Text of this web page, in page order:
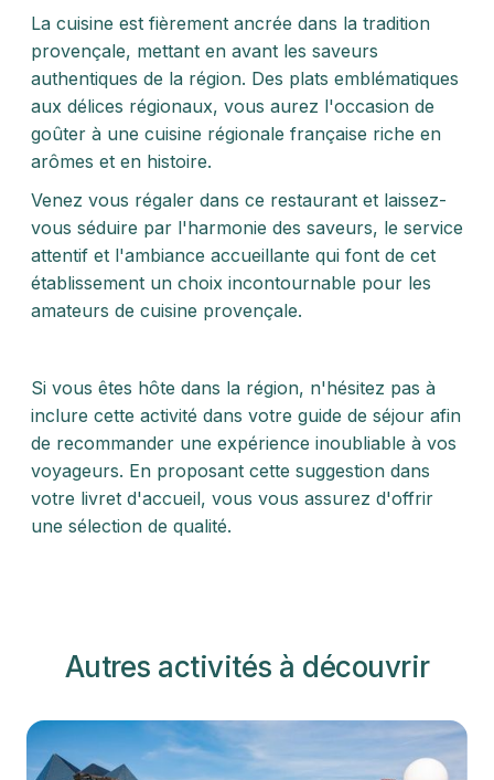
La cuisine est fièrement ancrée dans la tradition
provençale, mettant en avant les saveurs
authentiques de la région. Des plats emblématiques
aux délices régionaux, vous aurez l'occasion de
goûter à une cuisine régionale française riche en
arômes et en histoire.
Venez vous régaler dans ce restaurant et laissez-
vous séduire par l'harmonie des saveurs, le service
attentif et l'ambiance accueillante qui font de cet
établissement un choix incontournable pour les
amateurs de cuisine provençale.
Si vous êtes hôte dans la région, n'hésitez pas à
inclure cette activité dans votre guide de séjour afin
de recommander une expérience inoubliable à vos
voyageurs. En proposant cette suggestion dans
votre livret d'accueil, vous vous assurez d'offrir
une sélection de qualité.
Autres activités à découvrir